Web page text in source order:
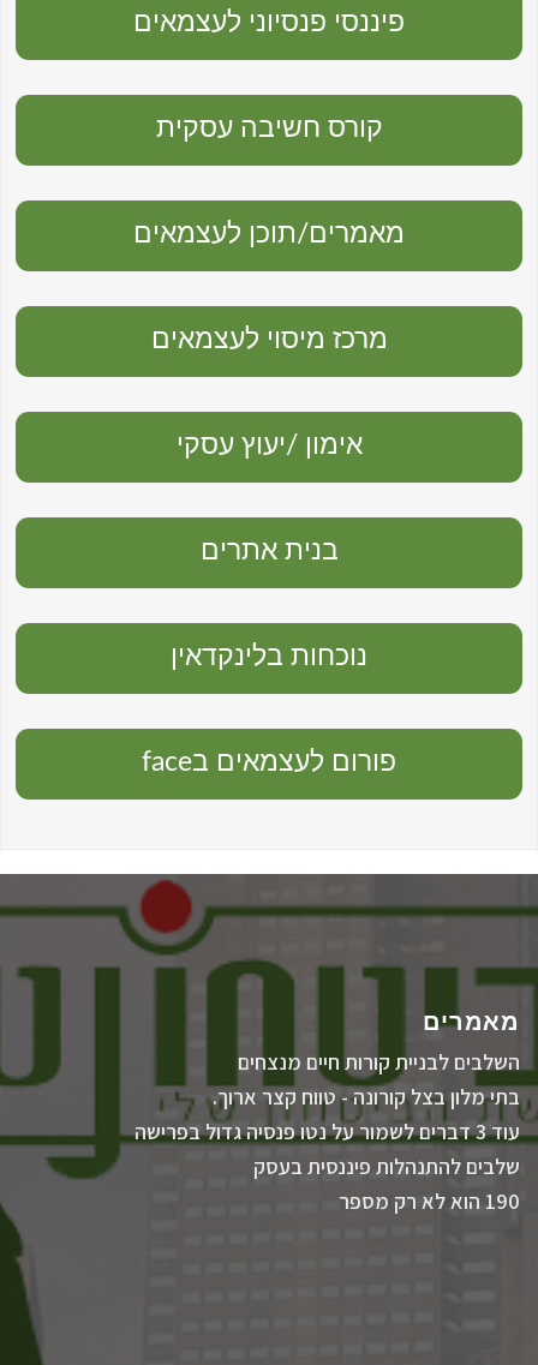
פיננסי פנסיוני לעצמאים
קורס חשיבה עסקית
מאמרים/תוכן לעצמאים
מרכז מיסוי לעצמאים
אימון /יעוץ עסקי
בנית אתרים
נוכחות בלינקדאין
פורום לעצמאים בface
מאמרים
השלבים לבניית קורות חיים מנצחים
בתי מלון בצל קורונה - טווח קצר ארוך.
עוד 3 דברים לשמור על נטו פנסיה גדול בפרישה
שלבים להתנהלות פיננסית בעסק
190 הוא לא רק מספר